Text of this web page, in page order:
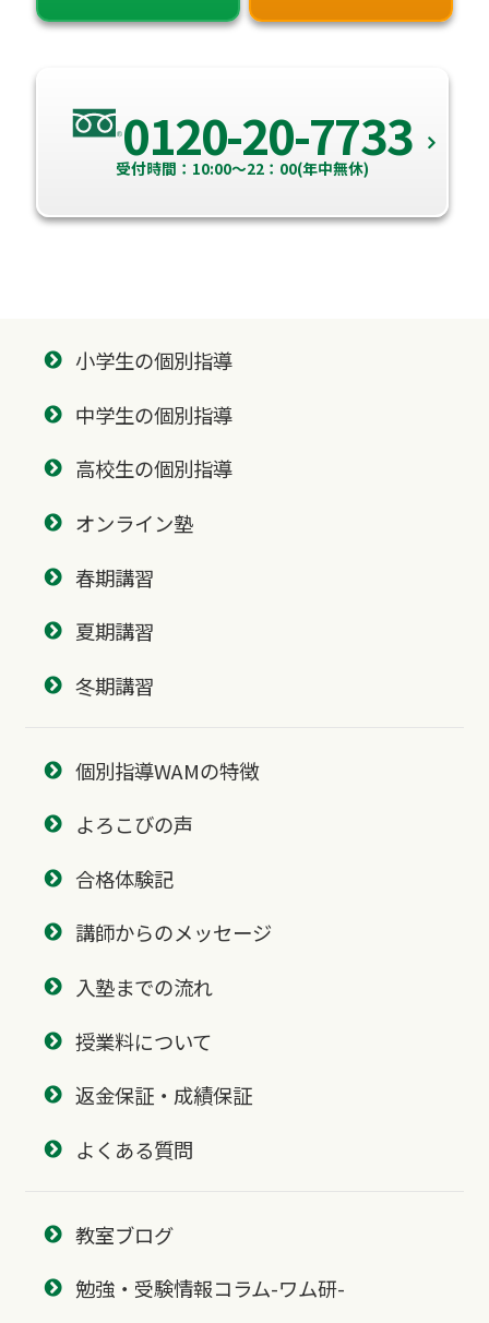
0120-20-7733
受付時間：10:00～22：00(年中無休)
小学生の個別指導
中学生の個別指導
高校生の個別指導
オンライン塾
春期講習
夏期講習
冬期講習
個別指導WAMの特徴
よろこびの声
合格体験記
講師からのメッセージ
入塾までの流れ
授業料について
返金保証・成績保証
よくある質問
教室ブログ
勉強・受験情報コラム-ワム研-